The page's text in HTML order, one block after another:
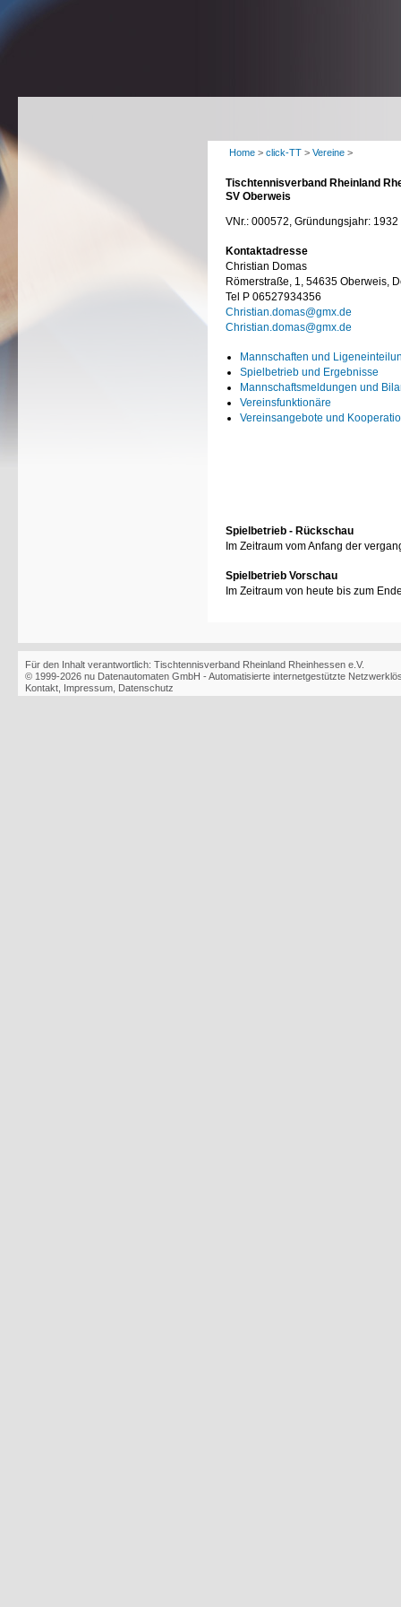
Home > click-TT > Vereine >
Tischtennisverband Rheinland
SV Oberweis
VNr.: 000572, Gründungsjahr: 1932
Kontaktadresse
Christian Domas
Römerstraße, 1, 54635 Oberweis,
Tel P 06527934356
Christian.domas@gmx.de
Christian.domas@gmx.de
Mannschaften und
Spielbetrieb und Ergebnisse
Mannschaftsmeldungen und
Vereinsfunktionäre
Vereinsangebote und
Spielbetrieb - Rückschau
Im Zeitraum vom Anfang der
Spielbetrieb Vorschau
Im Zeitraum von heute bis zum
Für den Inhalt verantwortlich: Tischtennisverband Rheinland Rheinhessen e.V.
© 1999-2026 nu Datenautomaten GmbH - Automatisierte internetgestützte
Kontakt Impressum Datenschutz